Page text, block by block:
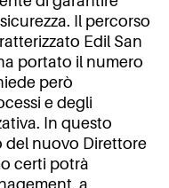
Il percorso
Edil San
portato il numero
però
e degli
In questo
del nuovo Direttore
certi potrà
a